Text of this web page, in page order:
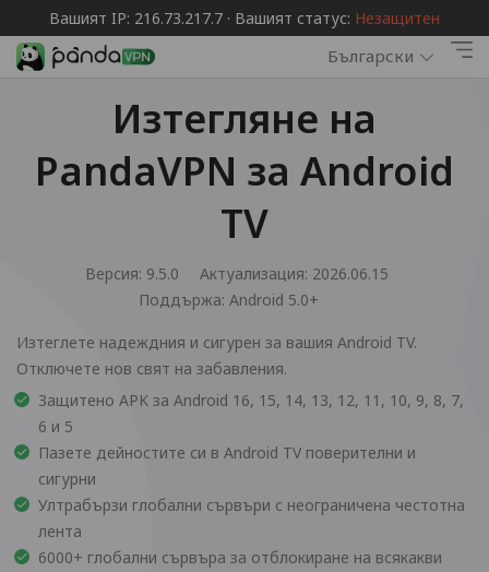
Вашият IP: 216.73.217.7 · Вашият статус: Незащитен
Български
Изтегляне на
PandaVPN за Android
TV
Версия: 9.5.0
Актуализация: 2026.06.15
Поддържа: Android 5.0+
Изтеглете надеждния и сигурен за вашия Android TV.
Отключете нов свят на забавления.
Защитено APK за Android 16, 15, 14, 13, 12, 11, 10, 9, 8, 7,
6 и 5
Пазете дейностите си в Android TV поверителни и
сигурни
Ултрабързи глобални сървъри с неограничена честотна
лента
6000+ глобални сървъра за отблокиране на всякакви